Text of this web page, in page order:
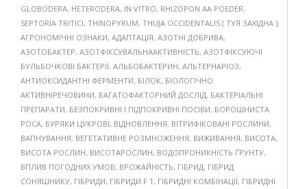
GLOBODERA, HETERODERA, IN VITRO, RHIZOPON AA POEDER,
SEPTORIA TRITICI, THINOPYRUM, THUJA OCCIDENTALIS ( ТУЯ ЗАХІДНА ),
АГРОНОМІЧНІ ОЗНАКИ, АДАПТАЦІЯ, АЗОТНІ ДОБРИВА,
АЗОТОБАКТЕР, АЗОТФІКСУВАЛЬНААКТИВНІСТЬ, АЗОТФІКСУЮЧІ
БУЛЬБОЧКОВІ БАКТЕРІЇ, АЛЬБОБАКТЕРИН, АЛЬТЕРНАРІОЗ,
АНТИОКСИДАНТНІ ФЕРМЕНТИ, БІЛОК, БІОЛОГІЧНО
АКТИВНІРЕЧОВИНИ, БАГАТОФАКТОРНИЙ ДОСЛІД, БАКТЕРІАЛЬНІ
ПРЕПАРАТИ, БЕЗПОКРИВНІ І ПІДПОКРИВНІ ПОСІВИ, БОРОШНИСТА
РОСА, БУРЯКИ ЦУКРОВІ, ВІДНОВЛЕННЯ, ВІТРИФІКОВАНІ РОСЛИНИ,
ВАПНУВАННЯ, ВЕГЕТАТИВНЕ РОЗМНОЖЕННЯ, ВИЖИВАННЯ, ВИСОТА,
ВИСОТА РОСЛИН, ВИСОТАРОСЛИН, ВОДОПРОНИКНІСТЬ ҐРУНТУ,
ВПЛИВ ПОГОДНИХ УМОВ, ВРОЖАЙНІСТЬ, ГІБРИД, ГІБРИД
СОНЯШНИКУ, ГІБРИДИ, ГІБРИДИ F 1 , ГІБРИДНІ КОМБІНАЦІЇ, ГІБРИДНІ